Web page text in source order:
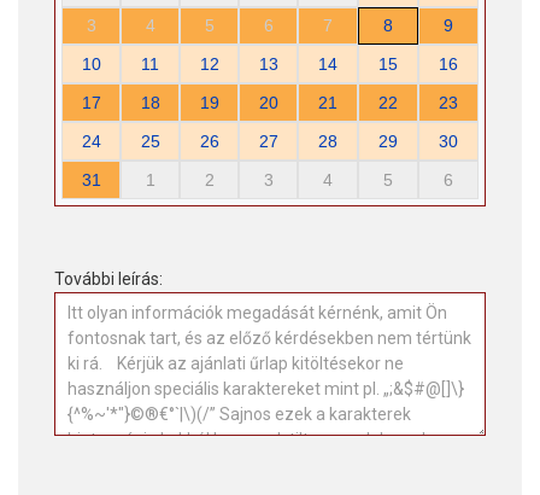
3
4 5 6 7 8
9
10
11 12 13 14 15
16
17
18 19 20 21 22
23
24
25 26 27 28 29
30
31
1 2 3 4 5 6
További leírás: